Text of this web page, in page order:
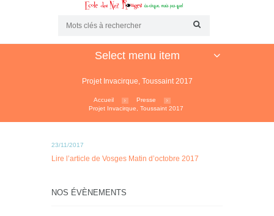
Select menu item
Projet Invacirque, Toussaint 2017
Accueil
Presse
Projet Invacirque, Toussaint 2017
23/11/2017
Lire l’article de Vosges Matin d’octobre 2017
NOS ÉVÈNEMENTS